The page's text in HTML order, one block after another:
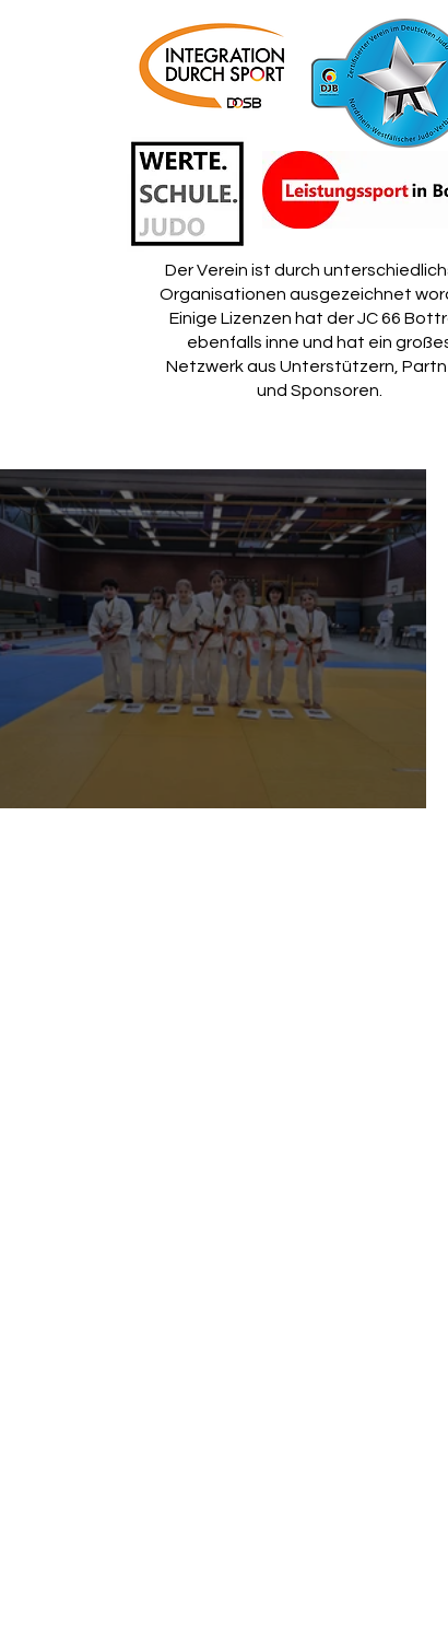
Der Verein ist durch
Organisationen ausgezeichnet
Einige Lizenzen hat der JC 66
ebenfalls inne und hat ein
Netzwerk aus Unterstützern,
und Sponsoren.